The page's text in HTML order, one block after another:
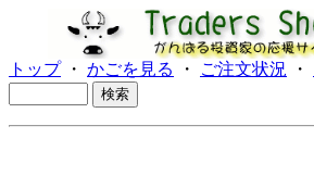
トップ・ かごを見る ・ ご注文状況 ・